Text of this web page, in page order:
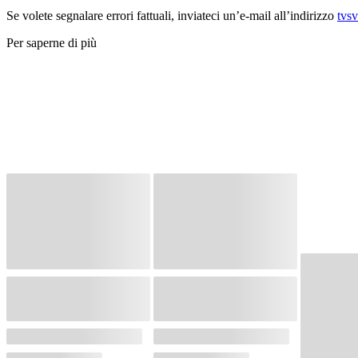
Se volete segnalare errori fattuali, inviateci un’e-mail all’indirizzo
Per saperne di più